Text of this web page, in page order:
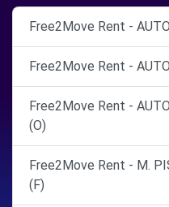
Free2Move Rent -
Free2Move Rent -
Free2Move Rent -
(O)
Free2Move Rent - M.
(F)